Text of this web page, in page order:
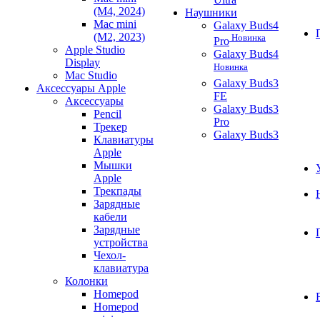
(M4, 2024)
Mac mini
(M2, 2023)
Apple Studio
Display
Mac Studio
Аксессуары Apple
Аксессуары
Pencil
Трекер
Клавиатуры
Apple
Мышки
Apple
Трекпады
Зарядные
кабели
Зарядные
устройства
Чехол-
клавиатура
Колонки
Homepod
Homepod
Наушники
Galaxy Buds4
Pro Новинка
Galaxy Buds4
Новинка
Galaxy Buds3
FE
Galaxy Buds3
Pro
Galaxy Buds3